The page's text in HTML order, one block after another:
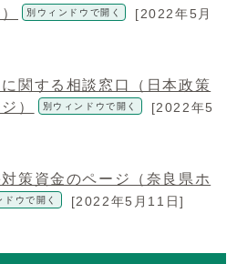
別ウィンドウで開く
[2022年5月
関する相談窓口（日本政策
）
別ウィンドウで開く
[2022年5
策資金のページ（奈良県ホ
ドウで開く [2022年5月11日]